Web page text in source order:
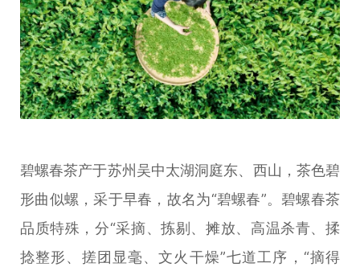
碧螺春茶产于苏州吴中太湖洞庭东、西山，茶色碧
形曲似螺，采于早春，故名为“碧螺春”。碧螺春茶
品质特殊，分“采摘、拣剔、摊放、高温杀青、揉
捻整形、搓团显毫、文火干燥”七道工序，“摘得